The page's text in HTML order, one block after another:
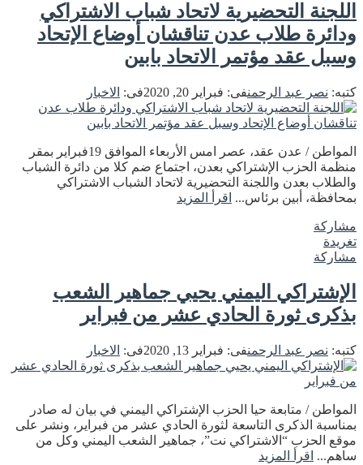
اللجنة التحضيرية لاتحاد شباب الاشتراكي
ودائرة طلاب عدن تناقشان أوضاع الإتحاد
وسبل عقد مؤتمر الاتحاد بابين
كتبه: نصر عبد الرحمنفى: فبراير 20, 2020 فى: الاخبار
المواطن / عدن عقد، عصر امس الأربعاء الموافق 19فبراير بمقر
منظمة الحزب الإشتراكي بعدن، اجتماع ضم كلا من دائرة الشباب
والطلاب بعدن واللجنة التحضيرية لاتحاد الشباب الاشتراكي
بمحافظة، أبين برئاس... اقرأ المزيد
مشاركة
تغريدة
مشاركة
الإشتراكي اليمني يحيي جماهير الشعب
بذكرى ثورة الحادي عشر من فبراير
كتبه: نصر عبد الرحمنفى: فبراير 13, 2020 فى: الاخبار
المواطن / متابعة حيا الحزب الإشتراكي اليمني في بيان له صادر
بمناسبة الذكرى التاسعة لثورة الحادي عشر من فبراير، ونشر على
موقع الحزب “الاشتراكي نت”، جماهير الشعب اليمني وكل من
ساهم... اقرأ المزيد